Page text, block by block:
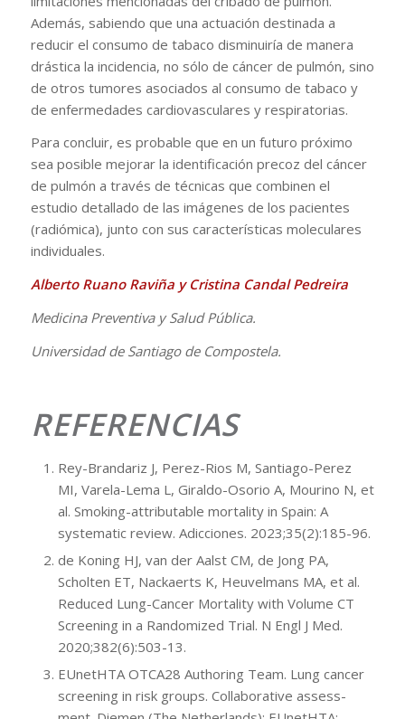
Además, sabiendo que una actuación destinada a
reducir el consumo de tabaco disminuiría de manera
drástica la incidencia, no sólo de cáncer de pulmón, sino
de otros tumores asociados al consumo de tabaco y
de enfermedades cardiovasculares y respiratorias.
Para concluir, es probable que en un futuro próximo
sea posible mejorar la identificación precoz del cáncer
de pulmón a través de técnicas que combinen el
estudio detallado de las imágenes de los pacientes
(radiómica), junto con sus características moleculares
individuales.
Alberto Ruano Raviña y Cristina Candal Pedreira
Medicina Preventiva y Salud Pública.
Universidad de Santiago de Compostela.
REFERENCIAS
Rey-Brandariz J, Perez-Rios M, Santiago-Perez
MI, Varela-Lema L, Giraldo-Osorio A, Mourino N, et
al. Smoking-attributable mortality in Spain: A
systematic review. Adicciones. 2023;35(2):185-96.
de Koning HJ, van der Aalst CM, de Jong PA,
Scholten ET, Nackaerts K, Heuvelmans MA, et al.
Reduced Lung-Cancer Mortality with Volume CT
Screening in a Randomized Trial. N Engl J Med.
2020;382(6):503-13.
EUnetHTA OTCA28 Authoring Team. Lung cancer
screening in risk groups. Collaborative assess-